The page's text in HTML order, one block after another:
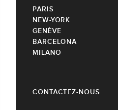
CONTACTEZ-NOUS
PARIS
NEW-YORK
GENÈVE
BARCELONA
MILANO